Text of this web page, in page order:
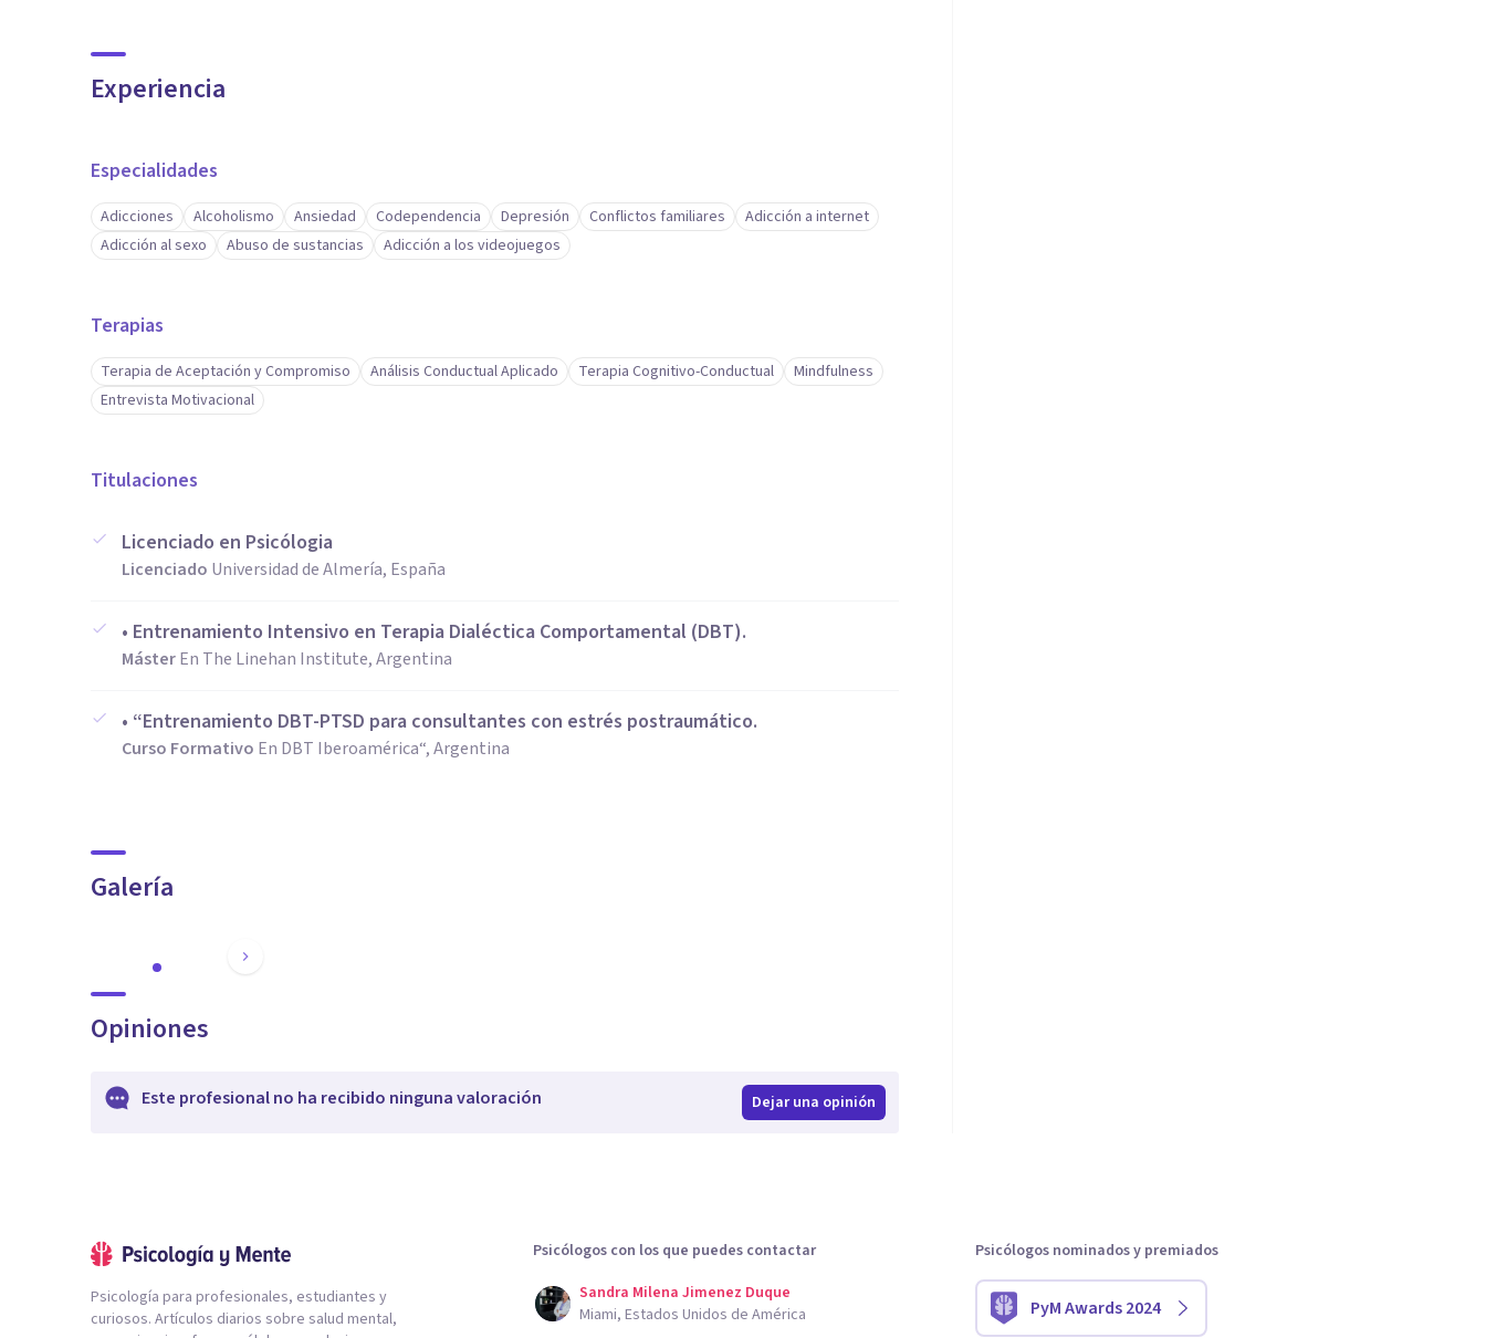
Experiencia
Especialidades
Adicciones Alcoholismo Ansiedad Codependencia Depresión Conflictos familiares
Adicción a internet
Adicción al sexo
Abuso de sustancias Adicción a los videojuegos
Terapias
Terapia de Aceptación y Compromiso Análisis Conductual Aplicado Terapia Cognitivo-Conductual
Mindfulness
Entrevista Motivacional
Titulaciones
Licenciado en Psicólogia
Licenciado Universidad de Almería, España
• Entrenamiento Intensivo en Terapia Dialéctica Comportamental (DBT).
MásterEn The Linehan Institute, Argentina
• “Entrenamiento DBT-PTSD para consultantes con estrés postraumático.
Curso Formativo En DBT Iberoamérica“, Argentina
Galería
Opiniones
Este profesional no ha recibido ninguna valoración Dejar una opinión
Psicología para profesionales, estudiantes y
curiosos. Artículos diarios sobre salud mental,
Psicólogos con los que puedes contactar
Sandra Milena Jimenez Duque
Miami, Estados Unidos de América
Psicólogos nominados y premiados
PyM Awards 2024